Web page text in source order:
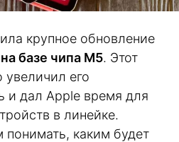
крупное обновление
базе чипа М5. Этот
увеличил его
и дал Apple время для
в линейке.
каким будет